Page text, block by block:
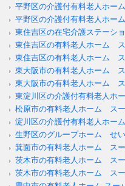
平野区の介護付有料老人ホー
平野区の介護付有料老人ホー
東住吉区の在宅介護ステーシ
東住吉区の有料老人ホーム
東住吉区の有料老人ホーム
東大阪市の有料老人ホーム
東大阪市の有料老人ホーム
東淀川区の介護付有料老人ホ
松原市の有料老人ホーム ス
淀川区の介護付有料老人ホー
生野区のグループホーム せ
箕面市の有料老人ホーム ス
茨木市の有料老人ホーム ス
茨木市の有料老人ホーム ス